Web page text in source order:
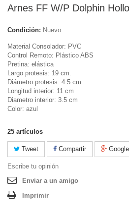
Arnes FF W/P Dolphin
Condición: Nuevo
Material Consolador: PVC
Control Remoto: Plástico ABS
Pretina: elástica
Largo protesis: 19 cm.
Diámetro protesis: 4.5 cm.
Longitud interior: 11 cm
Diametro interior: 3.5 cm
Color: azul
25 artículos
Tweet Compartir
Escribe tu opinión
Enviar a un amigo
Imprimir